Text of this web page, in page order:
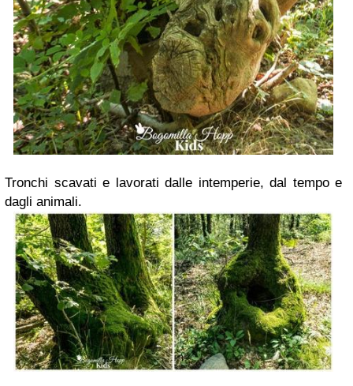
Tronchi scavati e lavorati dalle intemperie, dal tempo e
dagli animali.